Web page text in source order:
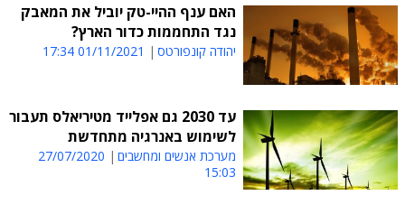
האם ענף ההיי-טק יוביל את המאבק
נגד התחממות כדור הארץ?
יהודה קונפורטס 01/11/2021 17:34
עד 2030 גם אפלייד מטיריאלס תעבור
לשימוש באנרגיה מתחדשת
מערכת אנשים ומחשבים
27/07/2020
15:03